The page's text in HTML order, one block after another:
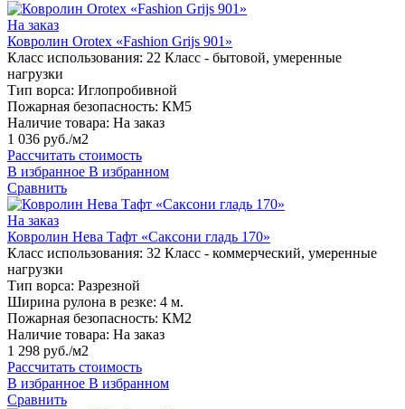
На заказ
Ковролин Orotex «Fashion Grijs 901»
Класс использования: 22 Класс - бытовой, умеренные
нагрузки
Тип ворса: Иглопробивной
Пожарная безопасность: КМ5
Наличие товара: На заказ
1 036 руб./м2
Рассчитать стоимость
В избранное В избранном
Сравнить
На заказ
Ковролин Нева Тафт «Саксони гладь 170»
Класс использования: 32 Класс - коммерческий, умеренные
нагрузки
Тип ворса: Разрезной
Ширина рулона в резке: 4 м.
Пожарная безопасность: КМ2
Наличие товара: На заказ
1 298 руб./м2
Рассчитать стоимость
В избранное В избранном
Сравнить